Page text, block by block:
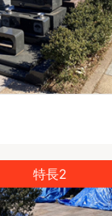
特長2